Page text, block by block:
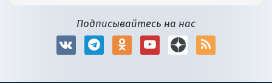
Подписывайтесь на нас